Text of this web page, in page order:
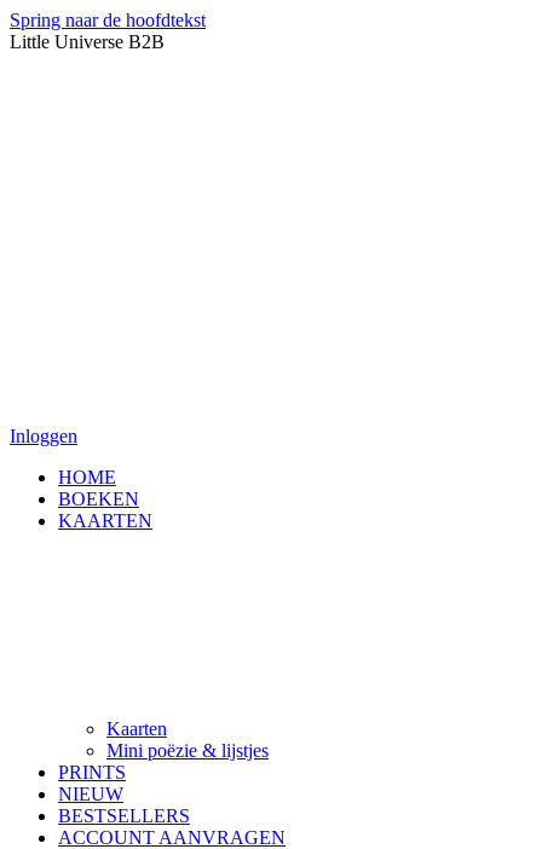
Spring naar de hoofdtekst
Little Universe B2B
Inloggen
HOME
BOEKEN
KAARTEN
Kaarten
Mini poëzie & lijstjes
PRINTS
NIEUW
BESTSELLERS
ACCOUNT AANVRAGEN